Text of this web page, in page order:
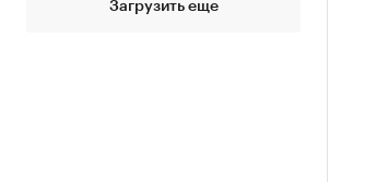
Загрузить еще